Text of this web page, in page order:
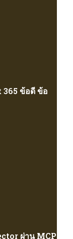
365 ข้อดี ข้อ
ผ่าน MCP